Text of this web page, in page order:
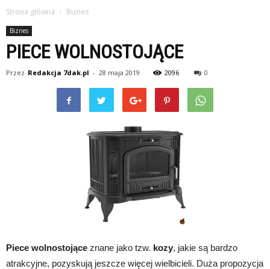
Strona główna Biznes
Biznes
PIECE WOLNOSTOJĄCE
Przez Redakcja 7dak.pl - 28 maja 2019 2096 0
Piece wolnostojące znane jako tzw. kozy, jakie są bardzo
atrakcyjne, pozyskują jeszcze więcej wielbicieli. Duża propozycja